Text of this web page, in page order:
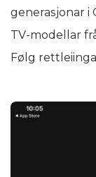
generasjonar i
TV-modellar
Følg